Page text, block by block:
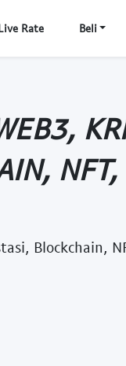
Rate Beli
Blockchain,